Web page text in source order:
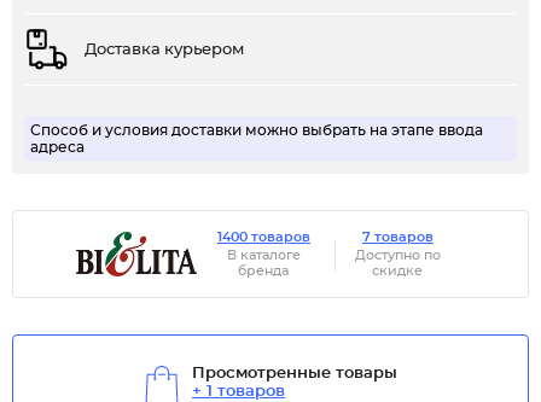
Доставка курьером
Способ и условия доставки можно выбрать на этапе ввода
адреса
1400 товаров
В каталоге
бренда
7 товаров
Доступно по
скидке
Просмотренные товары
+ 1 товаров